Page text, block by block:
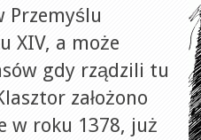
Przemyślu
XIV, a może
gdy rządzili tu
założono
w roku 1378, już